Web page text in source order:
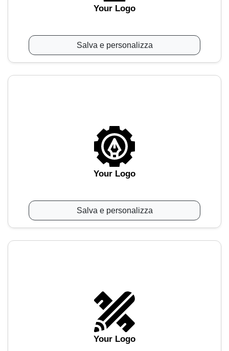
Your Logo
Salva e personalizza
Your Logo
Salva e personalizza
Your Logo